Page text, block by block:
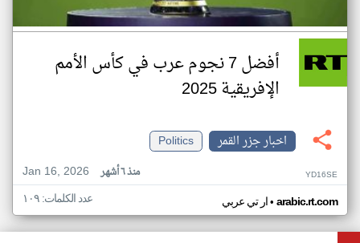
أفضل 7 نجوم عرب في كأس الأمم
الإفريقية 2025
اخبار جزر القمر
Politics
Jan 16, 2026
منذ ٦ أشهر YD16SE
ار تي عربي• arabic.rt.com عدد الكلمات: ١٠٩